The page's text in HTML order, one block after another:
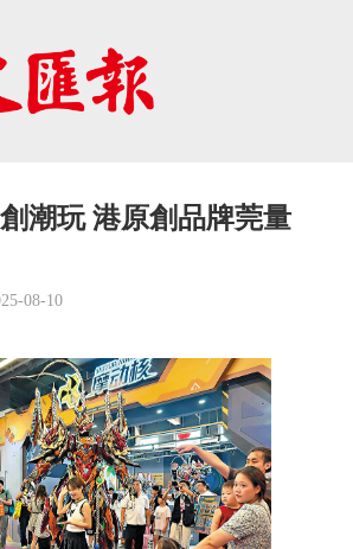
潮玩 港原創品牌莞量
08-10